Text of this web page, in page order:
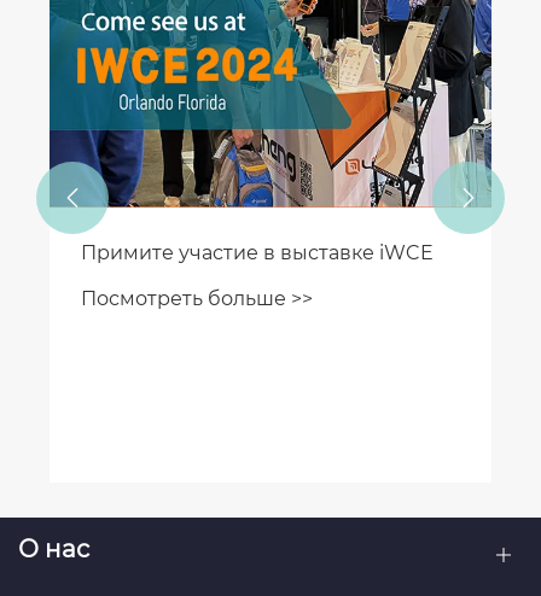
Примите участие в выставке iWCE
Посмотреть больше >>
 
О нас